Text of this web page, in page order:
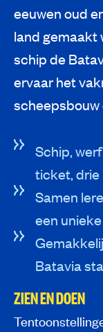
eeuwen oud
land gemaakt
schip de
ervaar het
scheepsbouw
Schip,
ticket, drie
Samen
een
Batavia
ZIEN EN DOEN